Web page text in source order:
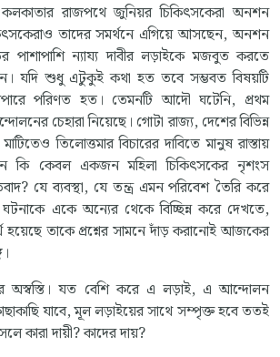
রাজপথে জুনিয়র চিকিৎসকেরা অনশন
তাদের সমর্থনে এগিয়ে আসছেন, অনশন
পাশাপাশি ন্যায্য দাবীর লড়াইকে মজবুত করতে
যদি শুধু এটুকুই কথা হত তবে সম্ভবত বিষয়টি
পরিণত হত। তেমনটি আদৌ ঘটেনি, প্রথম
চেহারা নিয়েছে। গোটা রাজ্য, দেশের বিভিন্ন
তিলোত্তমার বিচারের দাবিতে মানুষ রাস্তায়
কি কেবল একজন মহিলা চিকিৎসকের নৃশংস
যে ব্যবস্থা, যে তন্ত্র এমন পরিবেশ তৈরি করে
একে অন্যের থেকে বিচ্ছিন্ন করে দেখতে,
তাকে প্রশ্নের সামনে দাঁড় করানোই আজকের
অস্বস্তি। যত বেশি করে এ লড়াই, এ আন্দোলন
যাবে, মূল লড়াইয়ের সাথে সম্পৃক্ত হবে ততই
কারা দায়ী? কাদের দায়?